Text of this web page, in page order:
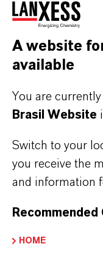
Aqui você pode
produtos. Ao
suspensos, os
A website
available
You are
Brasil Website
Switch to your
you receive the
and information
HOME